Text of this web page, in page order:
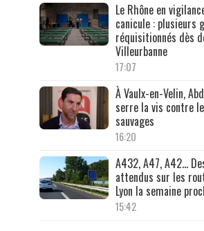
Le Rhône en
canicule : plusieurs
réquisitionnés dès
Villeurbanne
17:07
À Vaulx-en-Velin,
serre la vis contre
sauvages
16:20
A432, A47, A42…
attendus sur les
Lyon la semaine
15:42